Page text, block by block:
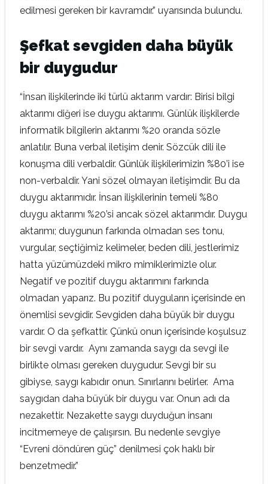
edilmesi gereken bir kavramdır.” uyarısında bulundu.
Şefkat sevgiden daha büyük
bir duygudur
“İnsan ilişkilerinde iki türlü aktarım vardır: Birisi bilgi
aktarımı diğeri ise duygu aktarımı. Günlük ilişkilerde
informatik bilgilerin aktarımı %20 oranda sözle
anlatılır. Buna verbal iletişim denir. Sözcük dili ile
konuşma dili verbaldir. Günlük ilişkilerimizin %80’i ise
non-verbaldir. Yani sözel olmayan iletişimdir. Bu da
duygu aktarımıdır. İnsan ilişkilerinin temeli %80
duygu aktarımı %20’si ancak sözel aktarımdır. Duygu
aktarımı; duygunun farkında olmadan ses tonu,
vurgular, seçtiğimiz kelimeler, beden dili, jestlerimiz
hatta yüzümüzdeki mikro mimiklerimizle olur.
Negatif ve pozitif duygu aktarımını farkında
olmadan yaparız. Bu pozitif duyguların içerisinde en
önemlisi sevgidir. Sevgiden daha büyük bir duygu
vardır. O da şefkattir. Çünkü onun içerisinde koşulsuz
bir sevgi vardır. Aynı zamanda saygı da sevgi ile
birlikte olması gereken duygudur. Sevgi bir su
gibiyse, saygı kabıdır onun. Sınırlarını belirler. Ama
saygıdan daha büyük bir duygu var. Onun adı da
nezakettir. Nezakette saygı duyduğun insanı
incitmemeye de çalışırsın. Bu nedenle sevgiye
“Evreni döndüren güç” denilmesi çok haklı bir
benzetmedir.”